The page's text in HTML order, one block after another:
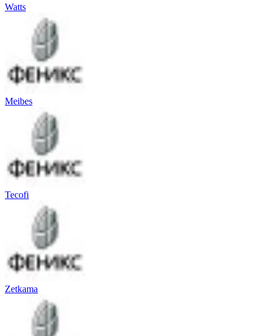
Watts
Meibes
Tecofi
Zetkama